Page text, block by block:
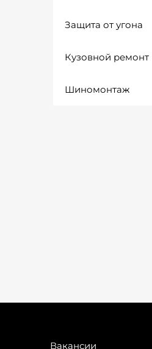
Защита от угона
Кузовной ремонт
Шиномонтаж
Вакансии